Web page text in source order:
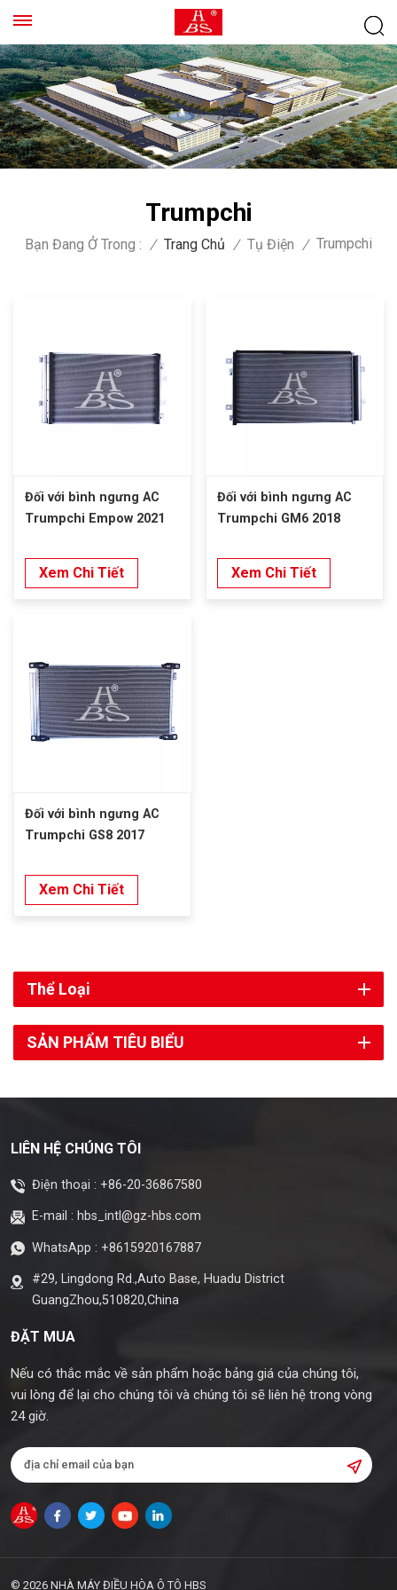
Trumpchi
Bạn Đang Ở Trong : / Trang Chủ / Tụ Điện / Trumpchi
Đối với bình ngưng AC
Trumpchi Empow 2021
Xem Chi Tiết
Đối với bình ngưng AC
Trumpchi GM6 2018
Xem Chi Tiết
Đối với bình ngưng AC
Trumpchi GS8 2017
Xem Chi Tiết
Thể Loại
SẢN PHẨM TIÊU BIỂU
LIÊN HỆ CHÚNG TÔI
Điện thoại : +86-20-36867580
E-mail : hbs_intl@gz-hbs.com
WhatsApp : +8615920167887
#29, Lingdong Rd.,Auto Base, Huadu District
GuangZhou,510820,China
ĐẶT MUA
Nếu có thắc mắc về sản phẩm hoặc bảng giá của chúng tôi,
vui lòng để lại cho chúng tôi và chúng tôi sẽ liên hệ trong vòng
24 giờ.
© 2026 NHÀ MÁY ĐIỀU HÒA Ô TÔ HBS